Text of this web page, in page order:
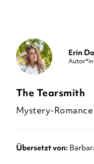
Erin
Autor*in
The Tearsmith
Mystery-
Übersetzt von: